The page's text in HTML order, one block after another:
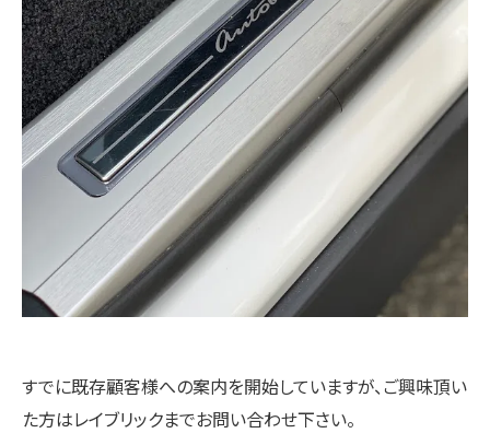
すでに既存顧客様への案内を開始していますが、ご興味頂い
た方はレイブリックまでお問い合わせ下さい。